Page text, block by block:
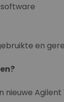
en
nieuwe